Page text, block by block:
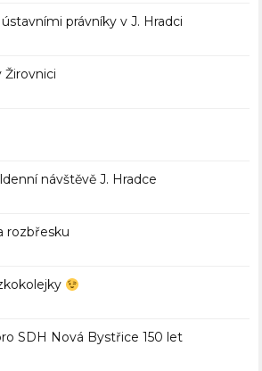
právníky v J. Hradci
Žirovnici
návštěvě J. Hradce
rozbřesku
SDH Nová Bystřice 150 let